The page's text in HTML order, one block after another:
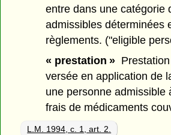
entre dans une catégorie
admissibles déterminées
règlements. ("eligible
« prestation »
versée en application de
une personne admissible
frais de médicaments
L.M. 1994, c. 1, art. 2.